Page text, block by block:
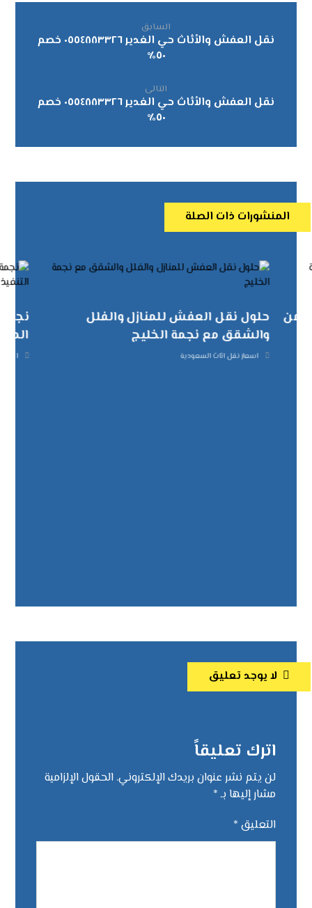
السابق
نقل العفش والأثاث حي الغدير ٠٥٥٤٨٨٣٣٢٦ خصم
٥٠٪
التالى
نقل العفش والأثاث حي الغدير ٠٥٥٤٨٨٣٣٢٦ خصم
٥٠٪
المنشورات ذات الصلة
حلول نقل العفش للمنازل والفلل
والشقق مع نجمة الخليج
اسعار نقل اثاث السعودية
لا يوجد تعليق
اترك تعليقاً
لن يتم نشر عنوان بريدك الإلكتروني. الحقول الإلزامية
مشار إليها بـ*
التعليق *